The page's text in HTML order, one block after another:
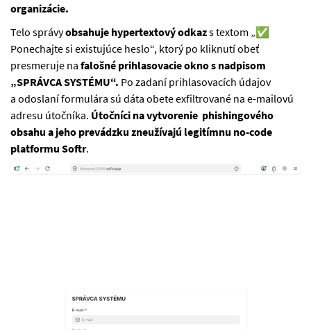
organizácie.
Telo správyobsahuje hypertextový odkazs textom „✅
Ponechajte si existujúce heslo“, ktorý po kliknutí obeť
presmeruje na falošné prihlasovacie okno s nadpisom
„SPRÁVCA SYSTÉMU“. Po zadaní prihlasovacích údajov
a odoslaní formulára sú dáta obete exfiltrované na e-mailovú
adresu útočníka. Útočníci na vytvorenie phishingového
obsahu a jeho prevádzku zneužívajú legitímnu no-code
platformu Softr.